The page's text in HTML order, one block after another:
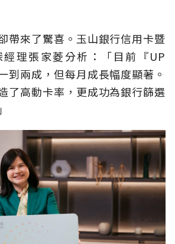
帶來了驚喜。玉山銀行信用卡暨
理張家菱分析：「目前『UP
到兩成，但每月成長幅度顯著。
了高動卡率，更成功為銀行篩選